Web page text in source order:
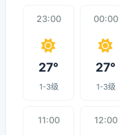
23:00
27°
1-3级
00:00
27°
1-3级
11:00 12:00